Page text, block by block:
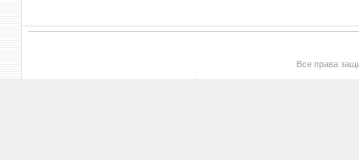
Все права